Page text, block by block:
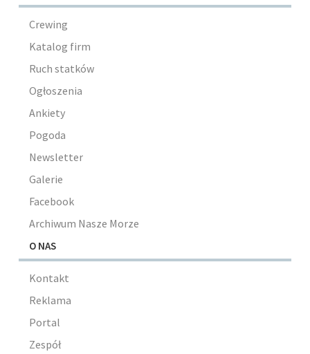
Crewing
Katalog firm
Ruch statków
Ogłoszenia
Ankiety
Pogoda
Newsletter
Galerie
Facebook
Archiwum Nasze Morze
O NAS
Kontakt
Reklama
Portal
Zespół